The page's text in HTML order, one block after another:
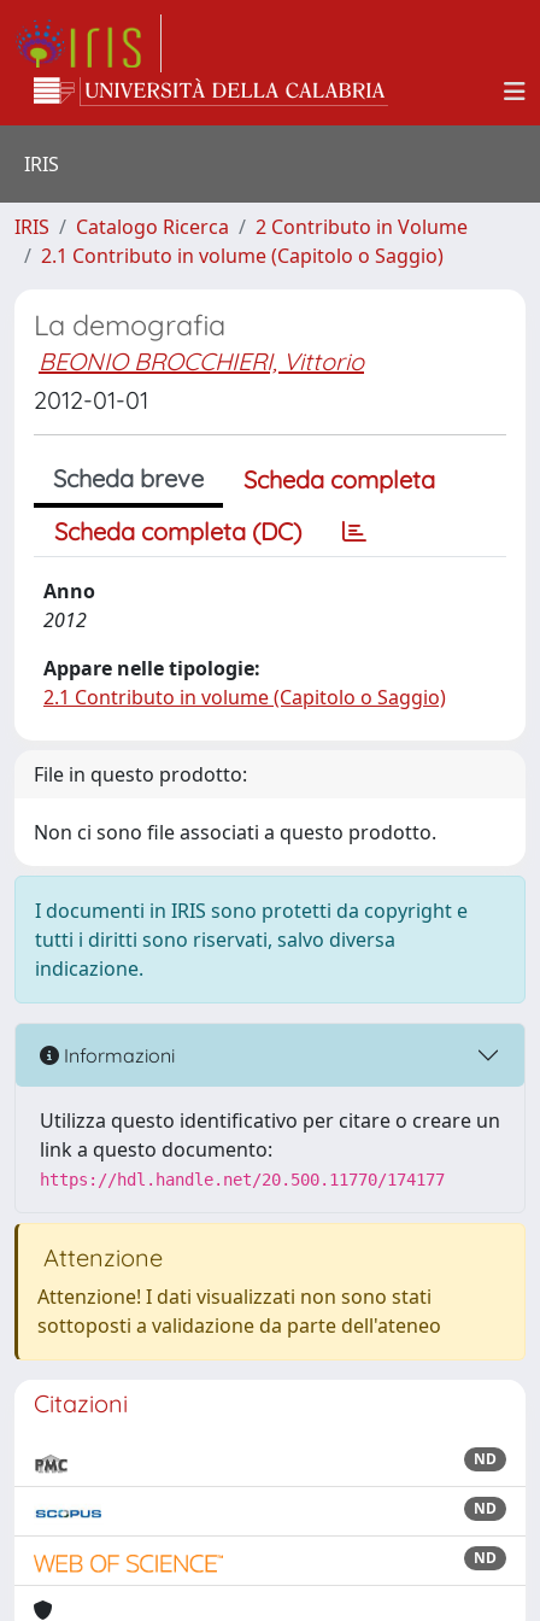
IRIS
IRIS Catalogo Ricerca
2 Contributo in Volume
2.1 Contributo in volume (Capitolo o Saggio)
La demografia
BEONIO BROCCHIERI, Vittorio
2012-01-01
Scheda breve
Scheda completa
Scheda completa (DC)
Anno
2012
Appare nelle tipologie:
2.1 Contributo in volume (Capitolo o Saggio)
File in questo prodotto:
Non ci sono file associati a questo prodotto.
I documenti in IRIS sono protetti da copyright e
tutti i diritti sono riservati, salvo diversa
indicazione.
Informazioni
Utilizza questo identificativo per citare o creare un
link a questo documento:
https://hdl.handle.net/20.500.11770/174177
Attenzione
Attenzione! I dati visualizzati non sono stati
sottoposti a validazione da parte dell'ateneo
Citazioni
ND
ND
ND